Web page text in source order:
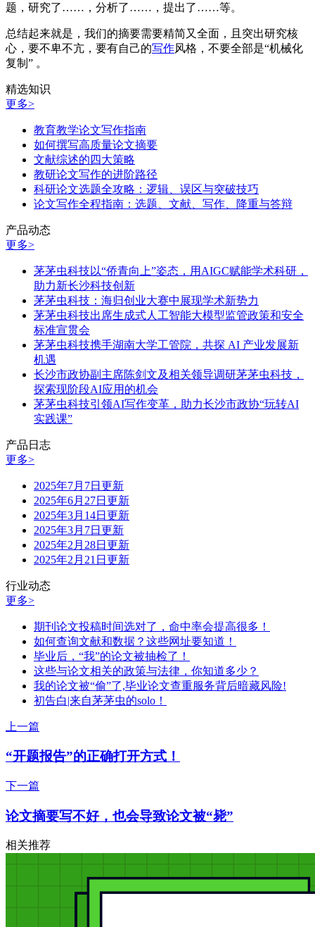
题，研究了……，分析了……，提出了……等。
总结起来就是，我们的摘要需要精简又全面，且突出研究核
心，要不卑不亢，要有自己的写作风格，不要全部是“机械化
复制” 。
精选知识
更多>
教育教学论文写作指南
如何撰写高质量论文摘要
文献综述的四大策略
教研论文写作的进阶路径
科研论文选题全攻略：逻辑、误区与突破技巧
论文写作全程指南：选题、文献、写作、降重与答辩
产品动态
更多>
茅茅虫科技以“侨青向上”姿态，用AIGC赋能学术科研，
助力新长沙科技创新
茅茅虫科技：海归创业大赛中展现学术新势力
茅茅虫科技出席生成式人工智能大模型监管政策和安全
标准宣贯会
茅茅虫科技携手湖南大学工管院，共探 AI 产业发展新
机遇
长沙市政协副主席陈剑文及相关领导调研茅茅虫科技，
探索现阶段AI应用的机会
茅茅虫科技引领AI写作变革，助力长沙市政协“玩转AI
实践课”
产品日志
更多>
2025年7月7日更新
2025年6月27日更新
2025年3月14日更新
2025年3月7日更新
2025年2月28日更新
2025年2月21日更新
行业动态
更多>
期刊论文投稿时间选对了，命中率会提高很多！
如何查询文献和数据？这些网址要知道！
毕业后，“我”的论文被抽检了！
这些与论文相关的政策与法律，你知道多少？
我的论文被“偷”了,毕业论文查重服务背后暗藏风险!
初告白|来自茅茅虫的solo！
上一篇
“开题报告”的正确打开方式！
下一篇
论文摘要写不好，也会导致论文被“毙”
相关推荐